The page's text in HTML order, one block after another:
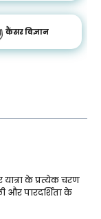
कैंसर विज्ञान
के प्रत्येक चरण
और पारदर्शिता के